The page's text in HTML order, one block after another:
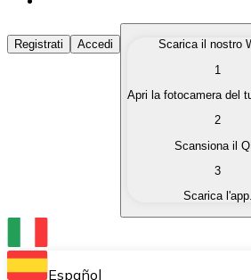
Acquista Criptovalute
Acquista le criptovalute che ti
Converti le tue criptovalute in
Scambia una criptovaluta con
Conserva le tue cripto in un
Registrati Accedi
Scarica il nostro
1
Apri la fotocamera del
2
Scansiona il
3
Scarica l'app.
Español